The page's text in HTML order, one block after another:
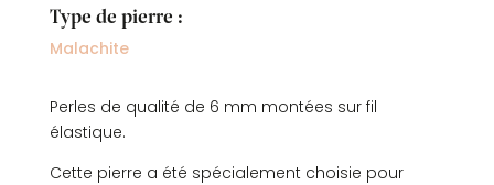
Type de pierre :
Malachite
Perles de qualité de 6 mm montées sur fil
élastique.
Cette pierre a été spécialement choisie pour